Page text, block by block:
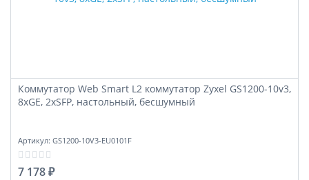
Коммутатор Web Smart L2 коммутатор Zyxel GS1200-10v3,
8xGE, 2xSFP, настольный, бесшумный
Артикул: GS1200-10V3-EU0101F
7 178 ₽